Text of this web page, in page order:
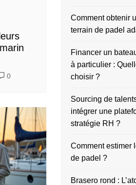
0
Comment obtenir
terrain de padel
Financer un
à particulier :
choisir ?
Sourcing de
intégrer une
stratégie RH ?
Comment estimer
de padel ?
Brasero rond :